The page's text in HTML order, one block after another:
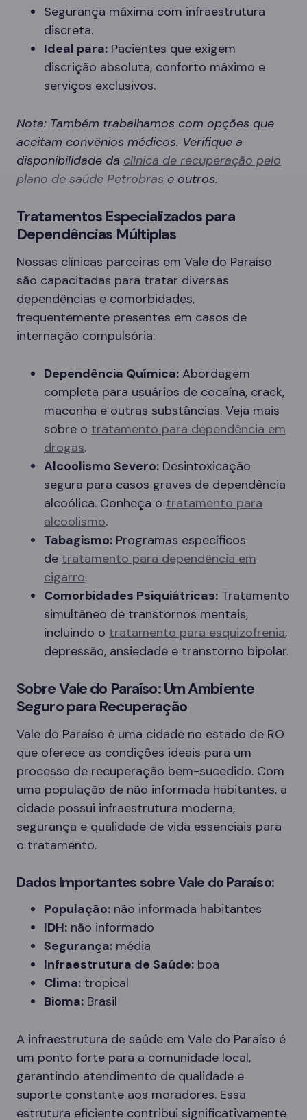
Segurança máxima com infraestrutura
discreta.
Ideal para: Pacientes que exigem
discrição absoluta, conforto máximo e
serviços exclusivos.
Nota: Também trabalhamos com opções que
aceitam convênios médicos. Verifique a
disponibilidade da clínica de recuperação pelo
plano de saúde Petrobras e outros.
Tratamentos Especializados para
Dependências Múltiplas
Nossas clínicas parceiras em Vale do Paraíso
são capacitadas para tratar diversas
dependências e comorbidades,
frequentemente presentes em casos de
internação compulsória:
Dependência Química: Abordagem
completa para usuários de cocaína, crack,
maconha e outras substâncias. Veja mais
sobre o tratamento para dependência em
drogas.
Alcoolismo Severo: Desintoxicação
segura para casos graves de dependência
alcoólica. Conheça o tratamento para
alcoolismo.
Tabagismo: Programas específicos
de tratamento para dependência em
cigarro.
Comorbidades Psiquiátricas: Tratamento
simultâneo de transtornos mentais,
incluindo o tratamento para esquizofrenia,
depressão, ansiedade e transtorno bipolar.
Sobre Vale do Paraíso: Um Ambiente
Seguro para Recuperação
Vale do Paraíso é uma cidade no estado de RO
que oferece as condições ideais para um
processo de recuperação bem-sucedido. Com
uma população de não informada habitantes, a
cidade possui infraestrutura moderna,
segurança e qualidade de vida essenciais para
o tratamento.
Dados Importantes sobre Vale do Paraíso:
População: não informada habitantes
IDH: não informado
Segurança: média
Infraestrutura de Saúde: boa
Clima: tropical
Bioma: Brasil
A infraestrutura de saúde em Vale do Paraíso é
um ponto forte para a comunidade local,
garantindo atendimento de qualidade e
suporte constante aos moradores. Essa
estrutura eficiente contribui significativamente